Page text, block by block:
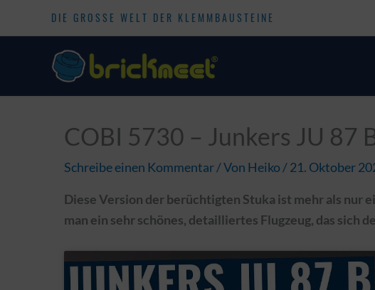
DIE GROSSE WELT DER KLEMMBAUSTEINE
COBI 5730 – Junkers JU 87
Schreibe einen Kommentar/ Von Heiko/21. Oktober
Diese Version der berüchtigten Stuka ist mehr als nur
man ein sehr schönes, detailliertes Flugzeug, das sich